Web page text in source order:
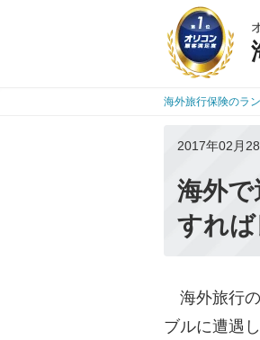
海外旅行保険のラ
2017年02月
海外
すれ
海外旅行の
ブルに遭遇